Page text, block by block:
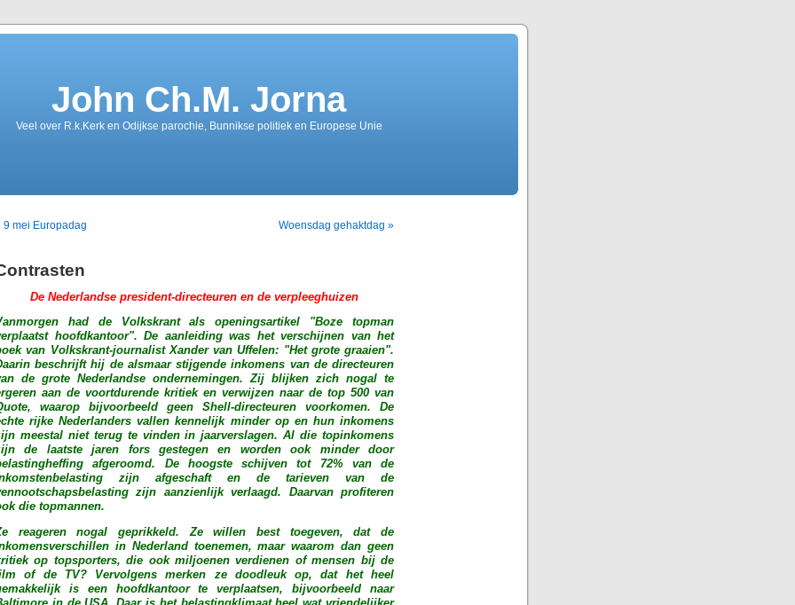
John Ch.M. Jorna
Veel over R.k.Kerk en Odijkse parochie, Bunnikse politiek en Europese Unie
9 mei Europadag Woensdag gehaktdag »
De Nederlandse president-directeuren en de verpleeghuizen
had de Volkskrant als openingsartikel "Boze topman
hoofdkantoor". De aanleiding was het verschijnen van het
van Volkskrant-journalist Xander van Uffelen: "Het grote graaien".
beschrijft hij de alsmaar stijgende inkomens van de directeuren
de grote Nederlandse ondernemingen. Zij blijken zich nogal te
aan de voortdurende kritiek en verwijzen naar de top 500 van
waarop bijvoorbeeld geen Shell-directeuren voorkomen. De
rijke Nederlanders vallen kennelijk minder op en hun inkomens
meestal niet terug te vinden in jaarverslagen. Al die topinkomens
de laatste jaren fors gestegen en worden ook minder door
afgeroomd. De hoogste schijven tot 72% van de
zijn afgeschaft en de tarieven van de
zijn aanzienlijk verlaagd. Daarvan profiteren
die topmannen.
reageren nogal geprikkeld. Ze willen best toegeven, dat de
in Nederland toenemen, maar waarom dan geen
op topsporters, die ook miljoenen verdienen of mensen bij de
of de TV? Vervolgens merken ze doodleuk op, dat het heel
is een hoofdkantoor te verplaatsen, bijvoorbeeld naar